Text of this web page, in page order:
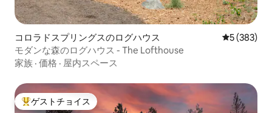
コロラドスプリングスのログハウス レビュー
5 (383)
モダンな森のログハウス - The Lofthouse
家族 · 価格 · 屋内スペース
大好評のゲストチョイスです。
ゲストチョイス